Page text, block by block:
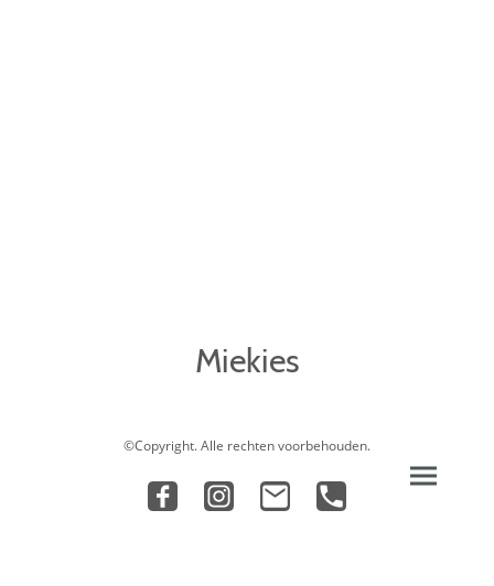
Miekies
©Copyright. Alle rechten voorbehouden.